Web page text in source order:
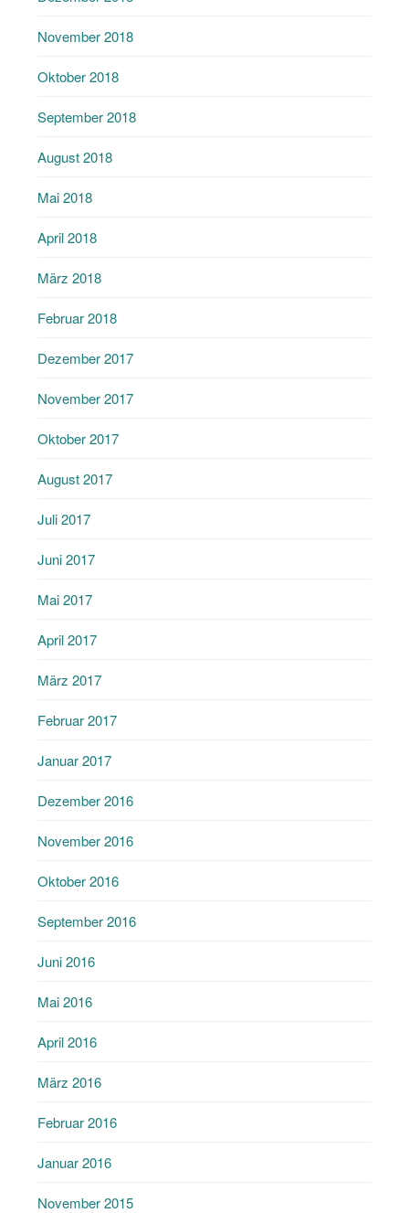
November 2018
Oktober 2018
September 2018
August 2018
Mai 2018
April 2018
März 2018
Februar 2018
Dezember 2017
November 2017
Oktober 2017
August 2017
Juli 2017
Juni 2017
Mai 2017
April 2017
März 2017
Februar 2017
Januar 2017
Dezember 2016
November 2016
Oktober 2016
September 2016
Juni 2016
Mai 2016
April 2016
März 2016
Februar 2016
Januar 2016
November 2015